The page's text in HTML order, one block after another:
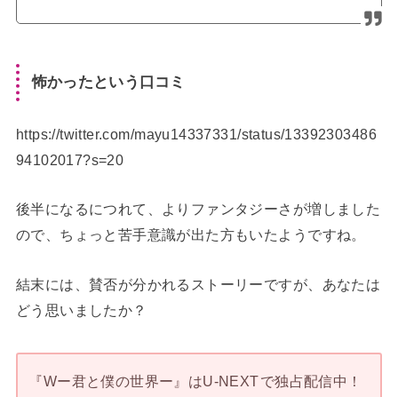
怖かったという口コミ
https://twitter.com/mayu14337331/status/13392303486
94102017?s=20
後半になるにつれて、よりファンタジーさが増しました
ので、ちょっと苦手意識が出た方もいたようですね。
結末には、賛否が分かれるストーリーですが、あなたは
どう思いましたか？
『Wー君と僕の世界ー』はU-NEXTで独占配信中！